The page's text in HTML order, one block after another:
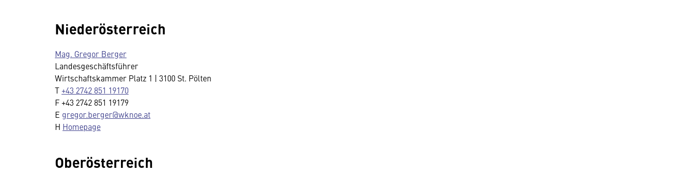
Niederösterreich
Mag. Gregor Berger
Landesgeschäftsführer
Wirtschaftskammer Platz 1 | 3100 St. Pölten
T+43 2742 851 19170
F +43 2742 851 19179
E gregor.berger@wknoe.at
H Homepage
Oberösterreich